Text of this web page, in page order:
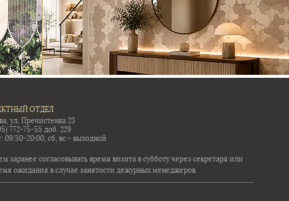
ОТДЕЛ
ул. Пречистенка 23
772-75-55 доб. 229
09:30-20:00, сб, вс - выходной
согласовывать время визита в субботу через секретаря или
ожидания в случае занятости дежурных менеджеров.